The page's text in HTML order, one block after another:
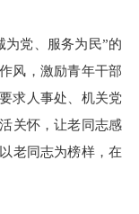
党、服务为民”的
风，激励青年干部
求人事处、机关党
关怀，让老同志感
老同志为榜样，在